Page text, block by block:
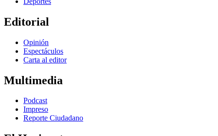
Editorial
Opinión
Espectáculos
Carta al editor
Multimedia
Podcast
Impreso
Reporte Ciudadano